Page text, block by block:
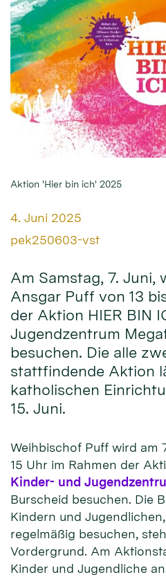
Aktion 'Hier bin ich' 2025
Datum:
4. Juni 2025
Von:
pek250603-vst
Am Samstag, 7. Juni,
Ansgar Puff von 13
der Aktion HIER BIN
Jugendzentrum
besuchen. Die alle
stattfindende Aktion
katholischen
15. Juni.
Weihbischof Puff wird am
15 Uhr im Rahmen der
Kinder- und
Burscheid besuchen. Die
Kindern und
regelmäßig besuchen,
Vordergrund. Am
Kinder und Jugendliche